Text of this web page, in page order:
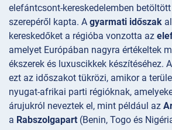
elefántcsont-kereskedelemben
szerepéről kapta. A gyarmati időszak
kereskedőket a régióba vonzotta az
amelyet Európában nagyra értékeltek
ékszerek és luxuscikkek készítéséhez. A
ezt az időszakot tükrözi, amikor a
nyugat-afrikai parti régióknak,
árujukról neveztek el, mint például az
a Rabszolgapart (Benin, Togo és